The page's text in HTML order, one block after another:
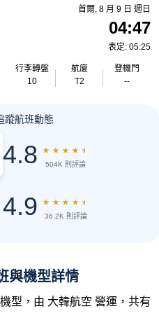
首爾, 8 月 9 日 週日
04:47
表定: 05:25
行李轉盤
10
航廈
T2
登機門
--
蹤航班動態
4.8 ★ ★ ★ ★ ★
504K 則評論
4.9 ★ ★ ★ ★ ★
36.2K 則評論
與機型詳情
型，由 大韓航空 營運，共有